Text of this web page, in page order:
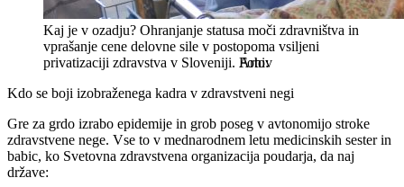
Kaj je v ozadju? Ohranjanje statusa moči zdravništva in
vprašanje cene delovne sile v postopoma vsiljeni
privatizaciji zdravstva v Sloveniji. Arhiv
Kdo se boji izobraženega kadra v zdravstveni negi
Gre za grdo izrabo epidemije in grob poseg v avtonomijo stroke
zdravstvene nege. Vse to v mednarodnem letu medicinskih sester in
babic, ko Svetovna zdravstvena organizacija poudarja, da naj
države: